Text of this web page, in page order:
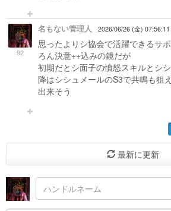
92
名もない管理人 2026/06/26 (金) 07:56:11
思ったよりシ協会で活躍できるサ
ろん決意++込みの鏡だが
初期だとシ面子の憤怒スキルとシ
降はシシュメールのS3で共鳴も狙
出来そう
最新に更新